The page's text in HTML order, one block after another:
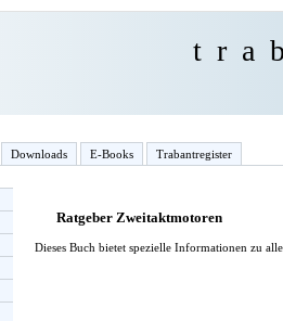
Downloads E-Books Trabantregister
Ratgeber Zweitaktmotoren
Dieses Buch bietet spezielle Informationen zu